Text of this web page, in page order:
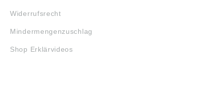
Widerrufsrecht
Mindermengenzuschlag
Shop Erklärvideos